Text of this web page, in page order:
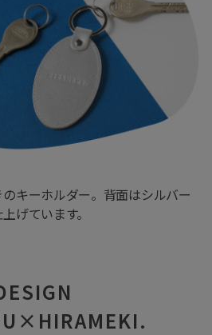
キーホルダー。背面はシルバー
げています。